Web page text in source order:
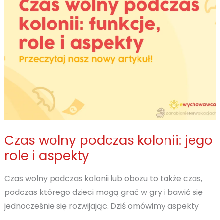
wychowawcy
wypoczynku
Czas wolny podczas kolonii: jego
role i aspekty
Czas wolny podczas kolonii lub obozu to także czas,
podczas którego dzieci mogą grać w gry i bawić się
jednocześnie się rozwijając. Dziś omówimy aspekty